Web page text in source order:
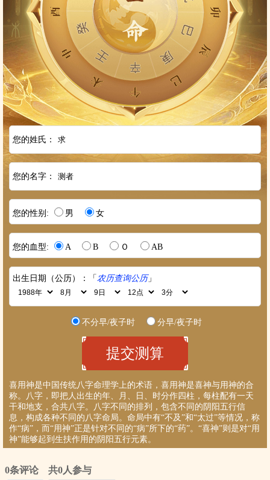
您的姓氏：
您的名字：
您的性别: 男 女
您的血型: A B Ｏ AB
出生日期（公历）：「 农历查询公历」
不分早/夜子时 分早/夜子时
喜用神是中国传统八字命理学上的术语，喜用神是喜神与用神的合
称。八字，即把人出生的年、月、日、时分作四柱，每柱配有一天
干和地支，合共八字。八字不同的排列，包含不同的阴阳五行信
息，构成各种不同的八字命局。命局中有“不及”和“太过”等情况，称
作“病”，而“用神”正是针对不同的“病”所下的“药”。“喜神”则是对“用
神”能够起到生扶作用的阴阳五行元素。